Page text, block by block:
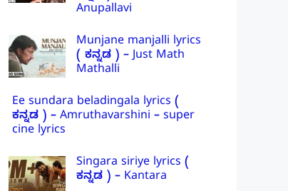
Anupallavi
Munjane manjalli lyrics
( ಕನ್ನಡ ) – Just Math
Mathalli
Ee sundara beladingala lyrics (
ಕನ್ನಡ ) – Amruthavarshini – super
cine lyrics
Singara siriye lyrics (
ಕನ್ನಡ ) – Kantara